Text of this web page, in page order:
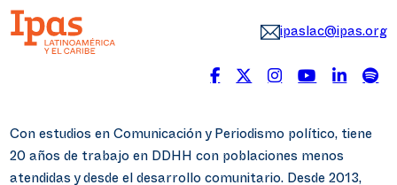
ipaslac@ipas.org
Con estudios en Comunicación y Periodismo político, tiene
20 años de trabajo en DDHH con poblaciones menos
atendidas y desde el desarrollo comunitario. Desde 2013,